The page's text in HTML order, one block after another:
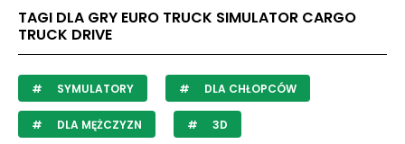
TAGI DLA GRY EURO TRUCK SIMULATOR CARGO
TRUCK DRIVE
SYMULATORY DLA CHŁOPCÓW
DLA MĘŻCZYZN 3D